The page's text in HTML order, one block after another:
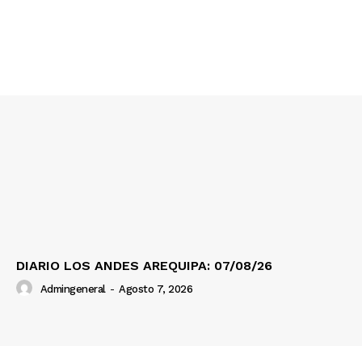
DIARIO LOS ANDES AREQUIPA: 07/08/26
Admingeneral - Agosto 7, 2026